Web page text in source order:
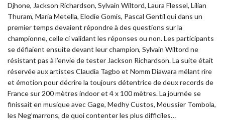
Djhone, Jackson Richardson, Sylvain Wiltord, Laura Flessel, Lilian
Thuram, Maria Metella, Elodie Gomis, Pascal Gentil qui dans un
premier temps devaient répondre à des questions sur la
championne, celle ci validant les réponses ou non. Les participants
se défiaient ensuite devant leur champion, Sylvain Wiltord ne
résistant pas à l’envie de tester Jackson Richardson. La suite était
réservée aux artistes Claudia Tagbo et Nomm Diawara mélant rire
et émotion pour décrire la toujours détentrice de deux records de
France sur 200 mètres indoor et 4 x 100 mètres. La journée se
finissait en musique avec Gage, Medhy Custos, Moussier Tombola,
les Neg’marrons, de quoi contenter les plus difficiles…